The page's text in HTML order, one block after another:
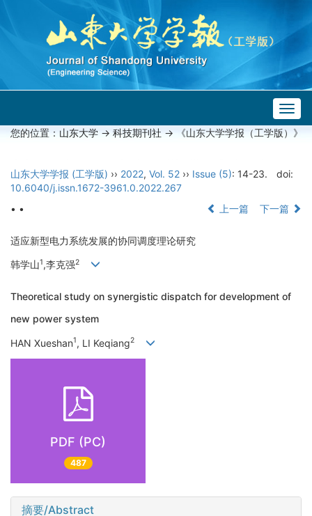
您的位置： 山东大学 -> 科技期刊社 -> 《山东大学学报（工学版）》
山东大学学报 (工学版) ›› 2022, Vol. 52 ›› Issue (5): 14-23.
doi:
10.6040/j.issn.1672-3961.0.2022.267
• •
上一篇 下一篇
适应新型电力系统发展的协同调度理论研究
韩学山1,李克强2
Theoretical study on synergistic dispatch for development of
new power system
HAN Xueshan1, LI Keqiang2
PDF (PC)
487
摘要/Abstract